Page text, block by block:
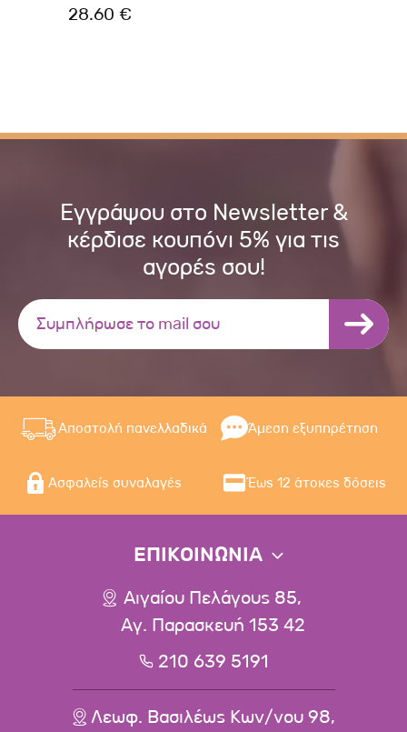
28.60 €
Εγγράψου στο Newsletter &
κέρδισε κουπόνι 5% για τις
αγορές σου!
Αποστολή πανελλαδικά Άμεση εξυπηρέτηση
Ασφαλείς συναλαγές Έως 12 άτοκες δόσεις
ΕΠΙΚΟΙΝΩΝΙΑ
Αιγαίου Πελάγους 85,
Αγ. Παρασκευή 153 42
210 639 5191
Λεωφ. Βασιλέως Κων/νου 98,